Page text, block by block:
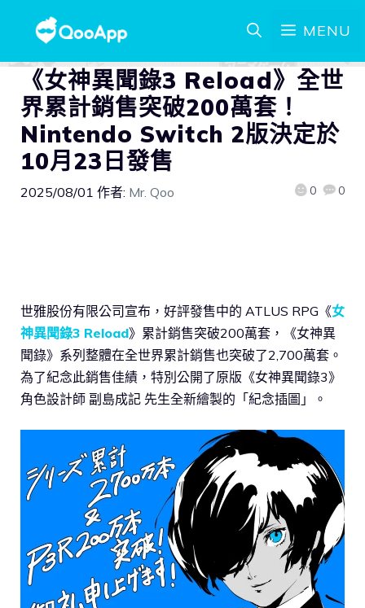
MENU
《女神異聞錄3 Reload》全世
界累計銷售突破200萬套！
Nintendo Switch 2版決定於
10月23日發售
2025/08/01 作者: Mr. Qoo 0 0
世雅股份有限公司宣布，好評發售中的 ATLUS RPG《女
神異聞錄3 Reload》累計銷售突破200萬套，《女神異
聞錄》系列整體在全世界累計銷售也突破了2,700萬套。
為了紀念此銷售佳績，特別公開了原版《女神異聞錄3》
角色設計師 副島成記 先生全新繪製的「紀念插圖」。